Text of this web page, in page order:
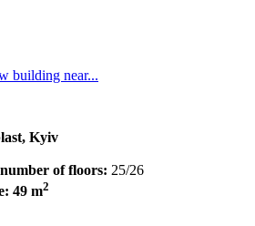
building near...
Kyiv
of floors: 25/26
49 m2